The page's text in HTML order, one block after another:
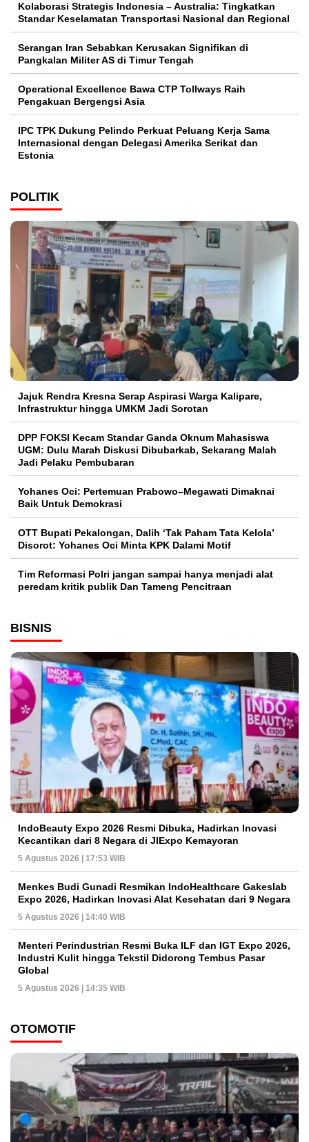
Kolaborasi Strategis Indonesia – Australia: Tingkatkan
Standar Keselamatan Transportasi Nasional dan Regional
Serangan Iran Sebabkan Kerusakan Signifikan di
Pangkalan Militer AS di Timur Tengah
Operational Excellence Bawa CTP Tollways Raih
Pengakuan Bergengsi Asia
IPC TPK Dukung Pelindo Perkuat Peluang Kerja Sama
Internasional dengan Delegasi Amerika Serikat dan
Estonia
POLITIK
Jajuk Rendra Kresna Serap Aspirasi Warga Kalipare,
Infrastruktur hingga UMKM Jadi Sorotan
DPP FOKSI Kecam Standar Ganda Oknum Mahasiswa
UGM: Dulu Marah Diskusi Dibubarkab, Sekarang Malah
Jadi Pelaku Pembubaran
Yohanes Oci: Pertemuan Prabowo–Megawati Dimaknai
Baik Untuk Demokrasi
OTT Bupati Pekalongan, Dalih ‘Tak Paham Tata Kelola’
Disorot: Yohanes Oci Minta KPK Dalami Motif
Tim Reformasi Polri jangan sampai hanya menjadi alat
peredam kritik publik Dan Tameng Pencitraan
BISNIS
IndoBeauty Expo 2026 Resmi Dibuka, Hadirkan Inovasi
Kecantikan dari 8 Negara di JIExpo Kemayoran
5 Agustus 2026 | 17:53 WIB
Menkes Budi Gunadi Resmikan IndoHealthcare Gakeslab
Expo 2026, Hadirkan Inovasi Alat Kesehatan dari 9 Negara
5 Agustus 2026 | 14:40 WIB
Menteri Perindustrian Resmi Buka ILF dan IGT Expo 2026,
Industri Kulit hingga Tekstil Didorong Tembus Pasar
Global
5 Agustus 2026 | 14:35 WIB
OTOMOTIF